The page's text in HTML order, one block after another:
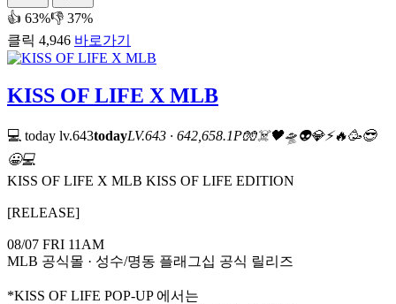
👍 63%👎 37%
클릭 4,946 바로가기
KISS OF LIFE X MLB
💻 today lv.643todayLV.643 · 642,658.1P🧤☠️🖤🛸👽💎⚡🔥🥳😎
😀💻
KISS OF LIFE X MLB KISS OF LIFE EDITION
[RELEASE]
08/07 FRI 11AM
MLB 공식몰 · 성수/명동 플래그십 공식 릴리즈
*KISS OF LIFE POP-UP 에서는